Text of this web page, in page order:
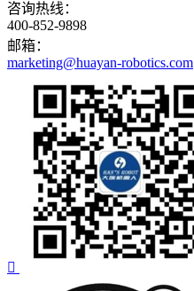
咨询热线：
400-852-9898
邮箱：
marketing@huayan-robotics.com